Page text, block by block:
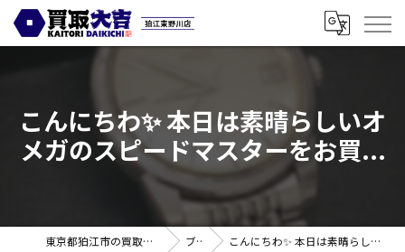
こんにちわ✨ 本日は素晴らしいオ
メガのスピードマスターをお買...
東京都狛江市の買取なら買取大吉 狛江東野川店 ブログ こんにちわ✨ 本日は素晴らしいオメガのスピードマスターをお買...